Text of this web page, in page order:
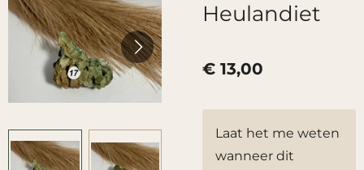
Heulandiet
€ 13,00
Laat het me weten
wanneer dit